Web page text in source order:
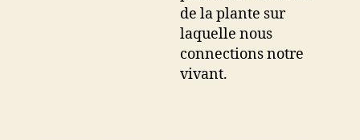
de la plante sur
laquelle nous
connections notre
vivant.